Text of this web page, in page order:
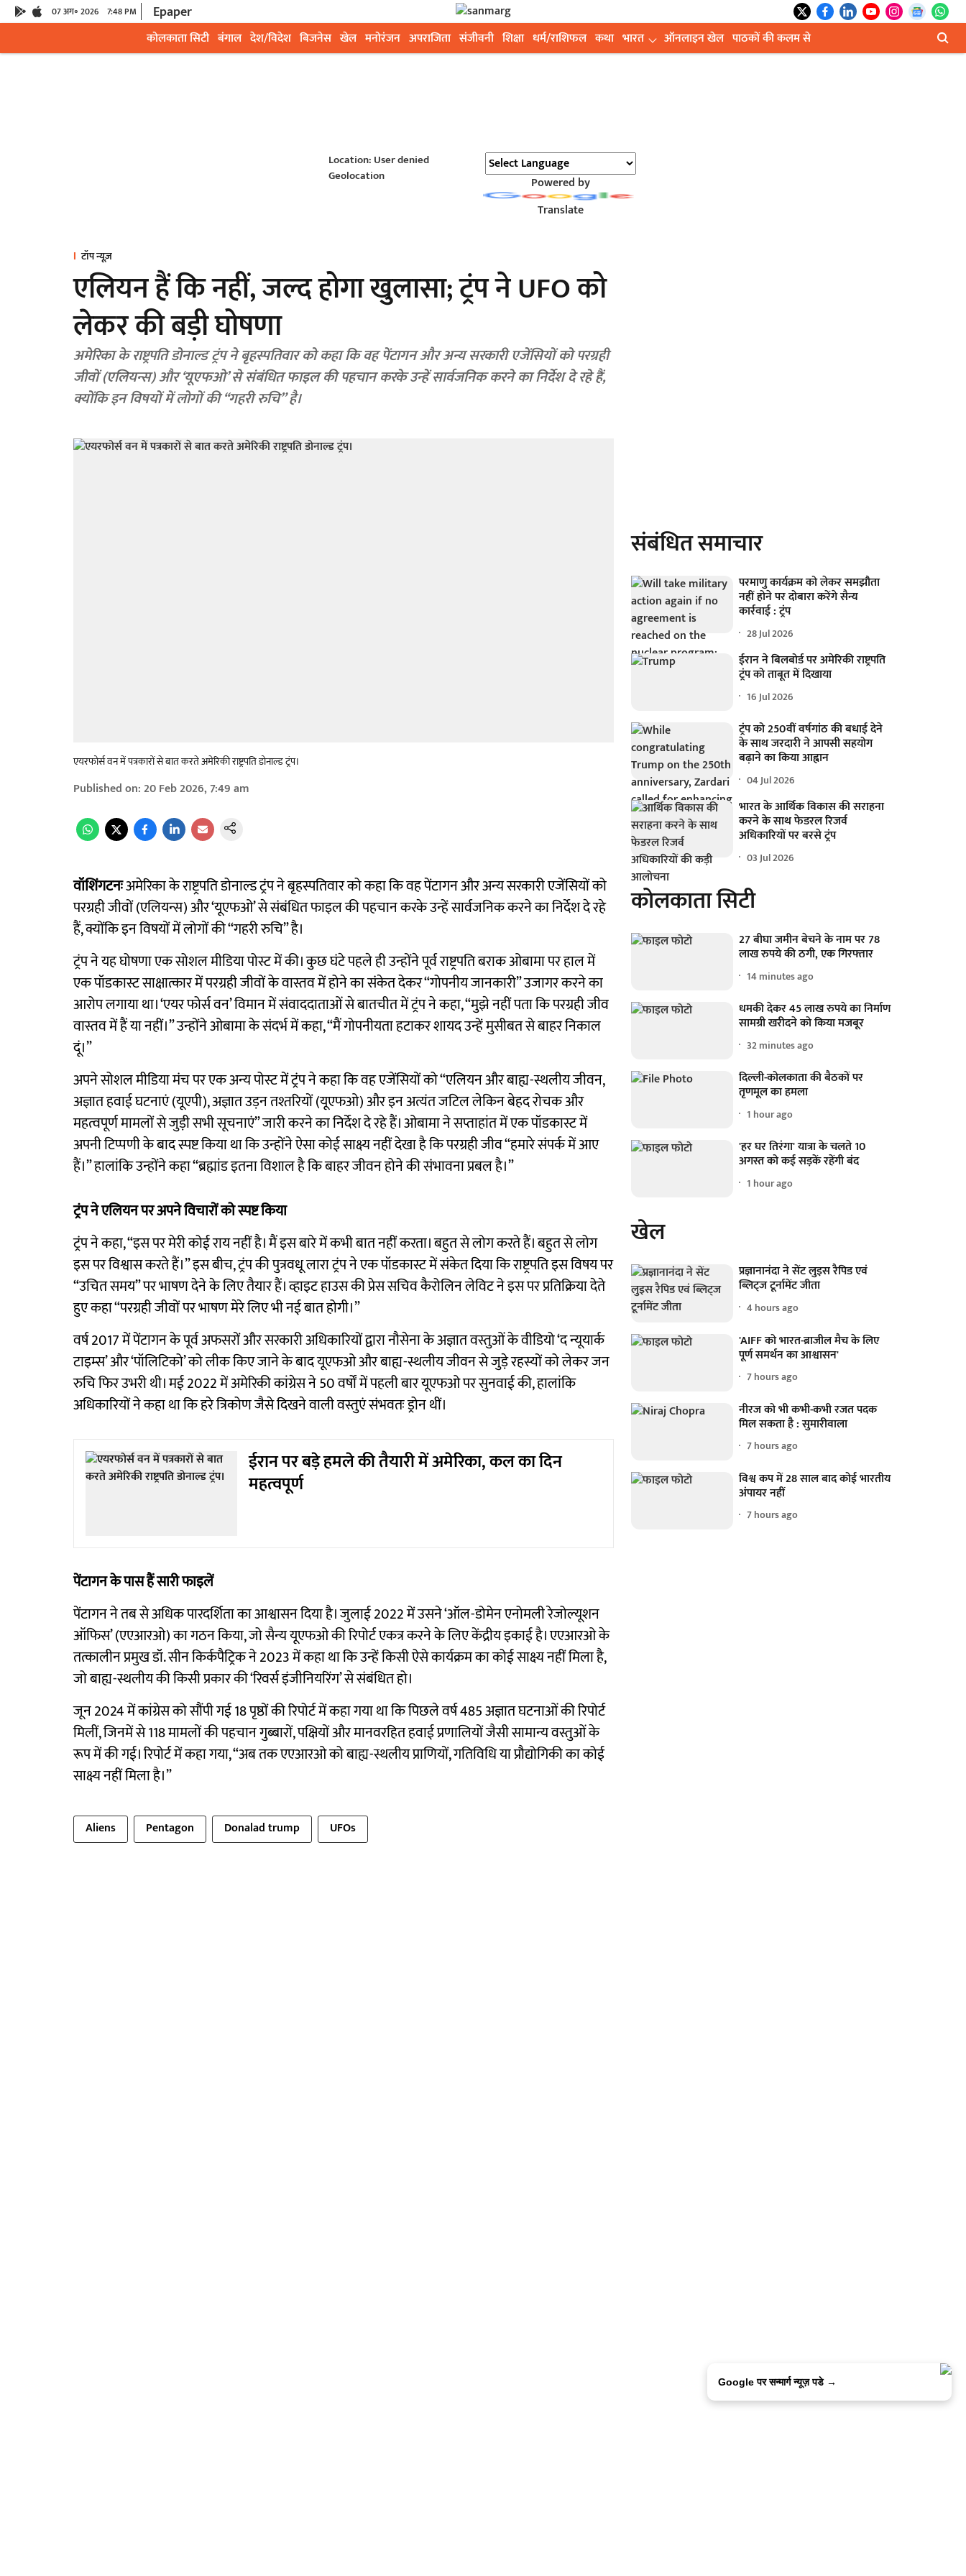
07 अग॰ 2026 7:48 PM Epaper
कोलकाता सिटी बंगाल देश/विदेश बिजनेस खेल मनोरंजन अपराजिता संजीवनी शिक्षा धर्म/राशिफल कथा भारत ऑनलाइन खेल पाठकों की कलम से
Location: User denied
Geolocation
Powered by
Translate
टॉप न्यूज़
एलियन हैं कि नहीं, जल्द होगा खुलासा; ट्रंप ने UFO को
लेकर की बड़ी घोषणा
अमेरिका के राष्ट्रपति डोनाल्ड ट्रंप ने बृहस्पतिवार को कहा कि वह पेंटागन और अन्य सरकारी एजेंसियों को परग्रही
जीवों (एलियन्स) और ‘यूएफओ’ से संबंधित फाइल की पहचान करके उन्हें सार्वजनिक करने का निर्देश दे रहे हैं,
क्योंकि इन विषयों में लोगों की ‘‘गहरी रुचि” है।
एयरफोर्स वन में पत्रकारों से बात करते अमेरिकी राष्ट्रपति डोनाल्ड ट्रंप।
Published on:20 Feb 2026, 7:49 am
वॉशिंगटनःअमेरिका के राष्ट्रपति डोनाल्ड ट्रंप ने बृहस्पतिवार को कहा कि वह पेंटागन और अन्य सरकारी एजेंसियों को
परग्रही जीवों (एलियन्स) और ‘यूएफओ’ से संबंधित फाइल की पहचान करके उन्हें सार्वजनिक करने का निर्देश दे रहे
हैं, क्योंकि इन विषयों में लोगों की ‘‘गहरी रुचि” है।
ट्रंप ने यह घोषणा एक सोशल मीडिया पोस्ट में की। कुछ घंटे पहले ही उन्होंने पूर्व राष्ट्रपति बराक ओबामा पर हाल में
एक पॉडकास्ट साक्षात्कार में परग्रही जीवों के वास्तव में होने का संकेत देकर “गोपनीय जानकारी” उजागर करने का
आरोप लगाया था। ‘एयर फोर्स वन’ विमान में संवाददाताओं से बातचीत में ट्रंप ने कहा, “मुझे नहीं पता कि परग्रही जीव
वास्तव में हैं या नहीं।” उन्होंने ओबामा के संदर्भ में कहा, “मैं गोपनीयता हटाकर शायद उन्हें मुसीबत से बाहर निकाल
दूं।”
अपने सोशल मीडिया मंच पर एक अन्य पोस्ट में ट्रंप ने कहा कि वह एजेंसियों को “एलियन और बाह्य-स्थलीय जीवन,
अज्ञात हवाई घटनाएं (यूएपी), अज्ञात उड़न तश्तरियों (यूएफओ) और इन अत्यंत जटिल लेकिन बेहद रोचक और
महत्वपूर्ण मामलों से जुड़ी सभी सूचनाएं” जारी करने का निर्देश दे रहे हैं। ओबामा ने सप्ताहांत में एक पॉडकास्ट में
अपनी टिप्पणी के बाद स्पष्ट किया था कि उन्होंने ऐसा कोई साक्ष्य नहीं देखा है कि परग्रही जीव “हमारे संपर्क में आए
हैं।” हालांकि उन्होंने कहा “ब्रह्मांड इतना विशाल है कि बाहर जीवन होने की संभावना प्रबल है।”
ट्रंप ने एलियन पर अपने विचारों को स्पष्ट किया
ट्रंप ने कहा, “इस पर मेरी कोई राय नहीं है। मैं इस बारे में कभी बात नहीं करता। बहुत से लोग करते हैं। बहुत से लोग
इस पर विश्वास करते हैं।” इस बीच, ट्रंप की पुत्रवधू लारा ट्रंप ने एक पॉडकास्ट में संकेत दिया कि राष्ट्रपति इस विषय पर
“उचित समय” पर भाषण देने के लिए तैयार हैं। व्हाइट हाउस की प्रेस सचिव कैरोलिन लेविट ने इस पर प्रतिक्रिया देते
हुए कहा “परग्रही जीवों पर भाषण मेरे लिए भी नई बात होगी।”
वर्ष 2017 में पेंटागन के पूर्व अफसरों और सरकारी अधिकारियों द्वारा नौसेना के अज्ञात वस्तुओं के वीडियो ‘द न्यूयार्क
टाइम्स’ और ‘पॉलिटिको’ को लीक किए जाने के बाद यूएफओ और बाह्य-स्थलीय जीवन से जुड़े रहस्यों को लेकर जन
रुचि फिर उभरी थी। मई 2022 में अमेरिकी कांग्रेस ने 50 वर्षों में पहली बार यूएफओ पर सुनवाई की, हालांकि
अधिकारियों ने कहा था कि हरे त्रिकोण जैसे दिखने वाली वस्तुएं संभवतः ड्रोन थीं।
ईरान पर बड़े हमले की तैयारी में अमेरिका, कल का दिन
महत्वपूर्ण
पेंटागन के पास हैं सारी फाइलें
पेंटागन ने तब से अधिक पारदर्शिता का आश्वासन दिया है। जुलाई 2022 में उसने ‘ऑल-डोमेन एनोमली रेजोल्यूशन
ऑफिस’ (एएआरओ) का गठन किया, जो सैन्य यूएफओ की रिपोर्ट एकत्र करने के लिए केंद्रीय इकाई है। एएआरओ के
तत्कालीन प्रमुख डॉ. सीन किर्कपैट्रिक ने 2023 में कहा था कि उन्हें किसी ऐसे कार्यक्रम का कोई साक्ष्य नहीं मिला है,
जो बाह्य-स्थलीय की किसी प्रकार की ‘रिवर्स इंजीनियरिंग’ से संबंधित हो।
जून 2024 में कांग्रेस को सौंपी गई 18 पृष्ठों की रिपोर्ट में कहा गया था कि पिछले वर्ष 485 अज्ञात घटनाओं की रिपोर्ट
मिलीं, जिनमें से 118 मामलों की पहचान गुब्बारों, पक्षियों और मानवरहित हवाई प्रणालियों जैसी सामान्य वस्तुओं के
रूप में की गई। रिपोर्ट में कहा गया, “अब तक एएआरओ को बाह्य-स्थलीय प्राणियों, गतिविधि या प्रौद्योगिकी का कोई
साक्ष्य नहीं मिला है।”
Aliens Pentagon Donalad trump UFOs
संबंधित समाचार
परमाणु कार्यक्रम को लेकर समझौता
नहीं होने पर दोबारा करेंगे सैन्य
कार्रवाई : ट्रंप
28 Jul 2026
ईरान ने बिलबोर्ड पर अमेरिकी राष्ट्रपति
ट्रंप को ताबूत में दिखाया
16 Jul 2026
ट्रंप को 250वीं वर्षगांठ की बधाई देने
के साथ जरदारी ने आपसी सहयोग
बढ़ाने का किया आह्वान
04 Jul 2026
भारत के आर्थिक विकास की सराहना
करने के साथ फेडरल रिजर्व
अधिकारियों पर बरसे ट्रंप
03 Jul 2026
कोलकाता सिटी
27 बीघा जमीन बेचने के नाम पर 78
लाख रुपये की ठगी, एक गिरफ्तार
14 minutes ago
धमकी देकर 45 लाख रुपये का निर्माण
सामग्री खरीदने को किया मजबूर
32 minutes ago
दिल्ली-कोलकाता की बैठकों पर
तृणमूल का हमला
1 hour ago
'हर घर तिरंगा' यात्रा के चलते 10
अगस्त को कई सड़कें रहेंगी बंद
1 hour ago
खेल
प्रज्ञानानंदा ने सेंट लुइस रैपिड एवं
ब्लिट्ज टूर्नामेंट जीता
4 hours ago
'AIFF को भारत-ब्राजील मैच के लिए
पूर्ण समर्थन का आश्वासन'
7 hours ago
नीरज को भी कभी-कभी रजत पदक
मिल सकता है : सुमारीवाला
7 hours ago
विश्व कप में 28 साल बाद कोई भारतीय
अंपायर नहीं
7 hours ago
Google पर सन्मार्ग न्यूज़ पडे →